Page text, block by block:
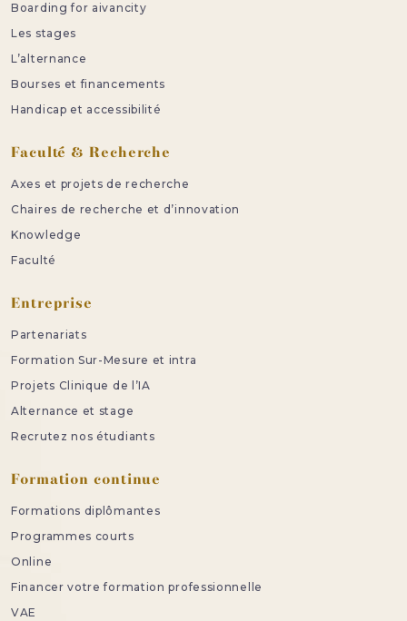
Boarding for aivancity
Les stages
L’alternance
Bourses et financements
Handicap et accessibilité
Faculté & Recherche
Axes et projets de recherche
Chaires de recherche et d’innovation
Knowledge
Faculté
Entreprise
Partenariats
Formation Sur-Mesure et intra
Projets Clinique de l’IA
Alternance et stage
Recrutez nos étudiants
Formation continue
Formations diplômantes
Programmes courts
Online
Financer votre formation professionnelle
VAE